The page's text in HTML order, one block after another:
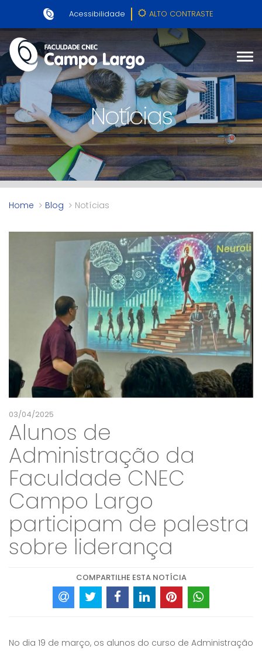
Acessibilidade ALTO CONTRASTE
Notícias
Home Blog Notícias
03/04/2025
Alunos de
Administração da
Faculdade CNEC
Campo Largo
participam de palestra
sobre liderança
COMPARTILHE ESTA NOTÍCIA
No dia 19 de março, os alunos do curso de Administração